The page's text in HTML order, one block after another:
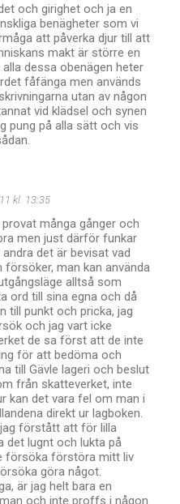
och girighet och ja en
benägheter som vi
att påverka djur till att
makt är större en
dessa obenägen heter
fåfänga men används
utan av någon
vid klädsel och synen
pung på alla sätt och vis
kl. 13:35
många gånger och
men just därför funkar
det är bevisat vad
man kan använda
alltså som
ord till sina egna och då
till punkt och pricka, jag
och jag vart icke
de sa först att de inte
för att bedöma och
till Gävle lageri och beslut
från skatteverket, inte
kan det vara fel om man i
direkt ur lagboken.
förstått att för lilla
det lugnt och lukta på
försöka förstöra mitt liv
göra något.
är jag helt bara en
och inte proffs i någon